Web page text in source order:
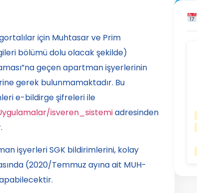
için Muhtasar ve Prim
bölümü dolu olacak şekilde)
geçen apartman işyerlerinin
gerek bulunmamaktadır. Bu
e-bildirge şifreleri ile
isveren_sistemiadresinden
işyerleri SGK bildirimlerini, kolay
(2020/Temmuz ayına ait MUH-